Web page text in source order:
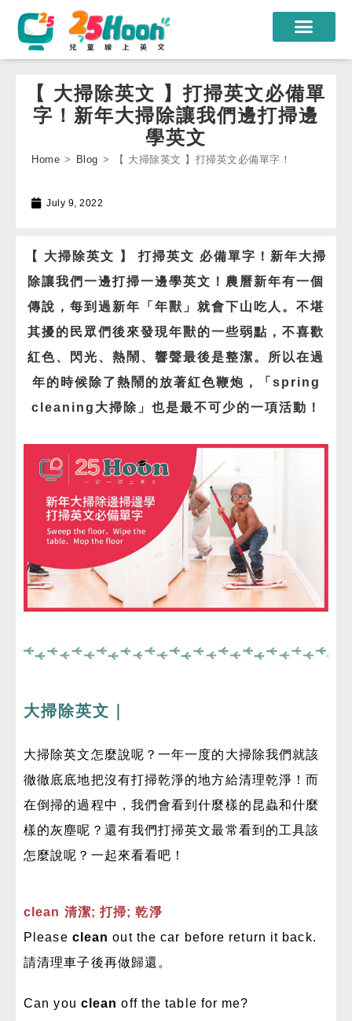
課程方案
課程教材
常見問題
登入
免費體驗
【 大掃除英文 】打掃英文必備單
字！新年大掃除讓我們邊打掃邊
學英文
Home > Blog > 【 大掃除英文 】打掃英文必備單字！
July 9, 2022
【 大掃除英文 】 打掃英文 必備單字！新年大掃
除讓我們一邊打掃一邊學英文！農曆新年有一個
傳說，每到過新年「年獸」就會下山吃人。不堪
其擾的民眾們後來發現年獸的一些弱點，不喜歡
紅色、閃光、熱鬧、響聲最後是整潔。所以在過
年的時候除了熱鬧的放著紅色鞭炮，「spring
cleaning大掃除」也是最不可少的一項活動！
大掃除英文｜
大掃除英文怎麼說呢？一年一度的大掃除我們就該
徹徹底底地把沒有打掃乾淨的地方給清理乾淨！而
在倒掃的過程中，我們會看到什麼樣的昆蟲和什麼
樣的灰塵呢？還有我們打掃英文最常看到的工具該
怎麼說呢？一起來看看吧！
clean 清潔; 打掃; 乾淨
Please clean out the car before return it back.
請清理車子後再做歸還。
Can you clean off the table for me?